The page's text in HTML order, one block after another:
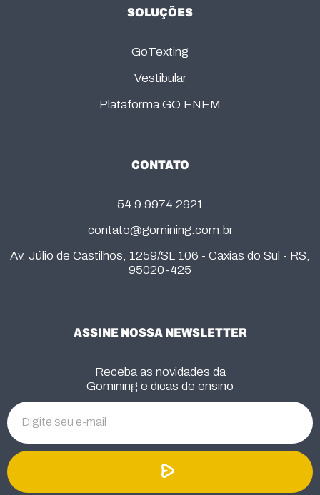
SOLUÇÕES
GoTexting
Vestibular
Plataforma GO ENEM
CONTATO
54 9 9974 2921
contato@gomining.com.br
Av. Júlio de Castilhos, 1259/SL 106 - Caxias do Sul - RS,
95020-425
ASSINE NOSSA NEWSLETTER
Receba as novidades da
Gomining e dicas de ensino